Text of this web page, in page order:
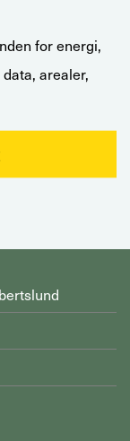
for energi,
arealer,